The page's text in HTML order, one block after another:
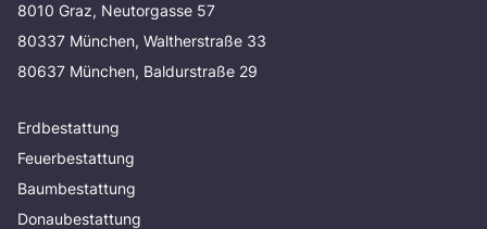
8010 Graz, Neutorgasse 57
80337 München, Waltherstraße 33
80637 München, Baldurstraße 29
Erdbestattung
Feuerbestattung
Baumbestattung
Donaubestattung